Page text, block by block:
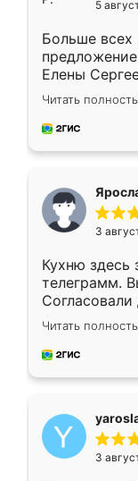
5
Больше всех
Елены
короткие
для замера
предложил
Читать
3
Кухню здесь
телеграмм.
недели
довольны
мебель за
Читать
3